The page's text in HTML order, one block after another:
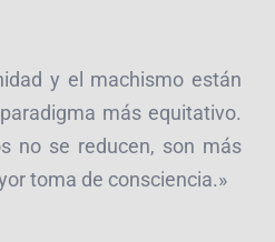
y el machismo están
más equitativo.
no se reducen, son más
toma de consciencia.»